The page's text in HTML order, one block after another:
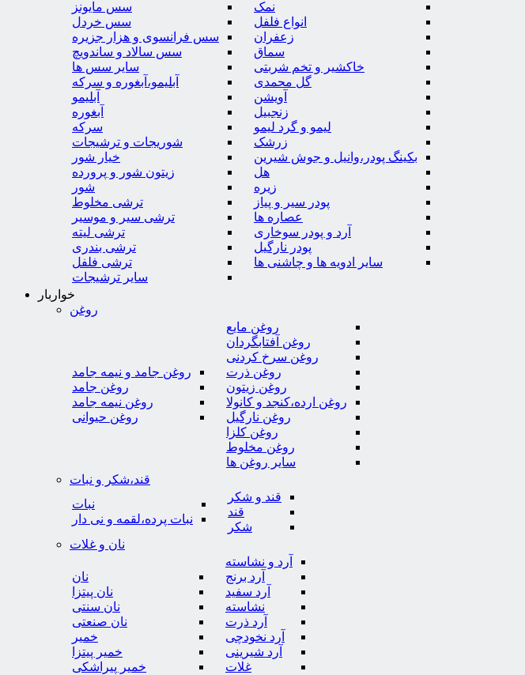
نمک
انواع فلفل
زعفران
سماق
خاکشیر و تخم شربتی
گل محمدی
آویشن
زنجبیل
لیمو و گرد لیمو
زرشک
بکینگ پودر،وانیل و جوش شیرین
هل
زیره
پودر سیر و پیاز
عصاره ها
آرد و پودر سوخاری
پودر نارگیل
سایر ادویه ها و چاشنی ها
سس مایونز
سس خردل
سس فرانسوی و هزار جزیره
سس سالاد و ساندویچ
سایر سس ها
آبلیمو،آبغوره و سرکه
آبلیمو
آبغوره
سرکه
شوریجات و ترشیجات
خیار شور
زیتون شور و پرورده
شور
ترشی مخلوط
ترشی سیر و موسیر
ترشی لیته
ترشی بندری
ترشی فلفل
سایر ترشیجات
خواربار
روغن
روغن مایع
روغن آفتابگردان
روغن سرخ کردنی
روغن ذرت
روغن زیتون
روغن ارده،کنجد و کانولا
روغن نارگیل
روغن کلزا
روغن مخلوط
سایر روغن ها
روغن جامد و نیمه جامد
روغن جامد
روغن نیمه جامد
روغن حیوانی
قند،شکر و نبات
قند و شکر
قند
شکر
نبات
نبات پرده،لقمه و نی دار
نان و غلات
آرد و نشاسته
آرد برنج
آرد سفید
نشاسته
آرد ذرت
آرد نخودچی
آرد شیرینی
غلات
نان
نان پیتزا
نان سنتی
نان صنعتی
خمیر
خمیر پیتزا
خمیر پیراشکی